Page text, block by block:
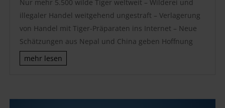
Nur mehr 5.500 wilde Tiger weltweit – Wilderei und
illegaler Handel weitgehend ungestraft – Verlagerung
von Handel mit Tiger-Präparaten ins Internet – Neue
Schätzungen aus Nepal und China geben Hoffnung
mehr lesen